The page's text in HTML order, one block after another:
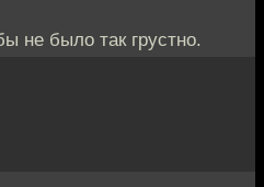
не было так грустно.